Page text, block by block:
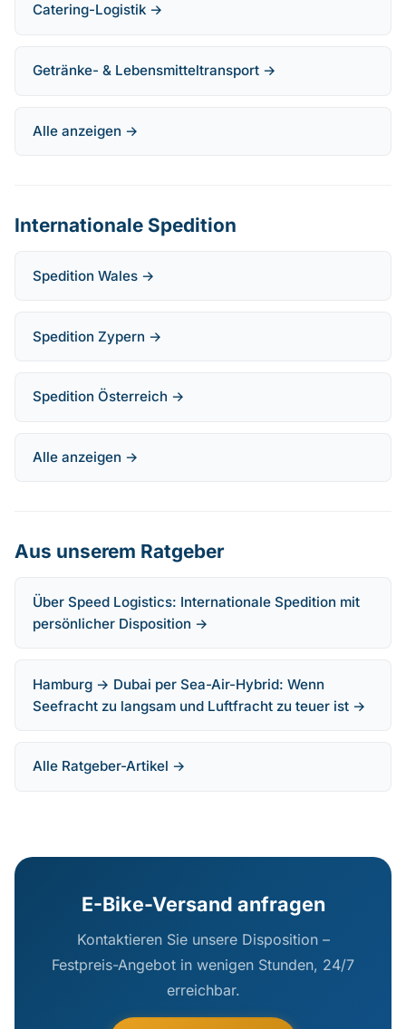
Catering-Logistik →
Getränke- & Lebensmitteltransport →
Alle anzeigen →
Internationale Spedition
Spedition Wales →
Spedition Zypern →
Spedition Österreich →
Alle anzeigen →
Aus unserem Ratgeber
Über Speed Logistics: Internationale Spedition mit
persönlicher Disposition →
Hamburg → Dubai per Sea-Air-Hybrid: Wenn
Seefracht zu langsam und Luftfracht zu teuer ist →
Alle Ratgeber-Artikel →
E-Bike-Versand anfragen
Kontaktieren Sie unsere Disposition –
Festpreis-Angebot in wenigen Stunden, 24/7
erreichbar.